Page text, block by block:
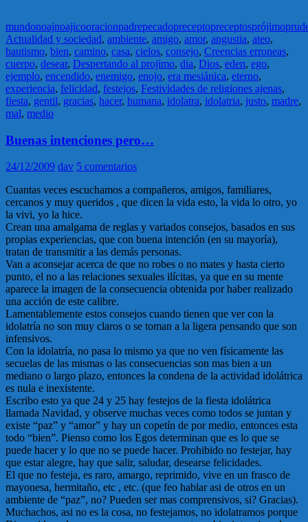
mundonoajnoajicooracionpadrepecadopreceptopreceptosprójimo
Actualidad y sociedad, ambiente, amigo, amor, angustia, ateo,
bautismo, bien, camino, casa, cielos, consejo, Creencias erroneas,
cuerpo, desear, Despertando al projimo, dia, Dios, eden, ego,
ejemplo, encendido, enemigo, enojo, era mesiánica, eterno,
experiencia, felicidad, festejos, Festividades de religiones ajenas,
fiesta, gentil, gracias, hacer, humana, idolatra, idolatria, justo, madre,
mal, medio
Buenas intenciones pero…
24/12/2009 dav 5 comentarios
Cuantas veces escuchamos a compañeros, amigos, familiares,
cercanos y muy queridos , que dicen la vida esto, la vida lo otro, yo
la vivi, yo la hice.
Crean una amalgama de reglas y variados consejos, basados en sus
propias experiencias, que con buena intención (en su mayoría),
tratan de transmitir a las demás personas.
Van a aconsejar acerca de que no robes o no mates y hasta cierto
punto, el no a las relaciones sexuales ilícitas, ya que en su mente
aparece la imagen de la consecuencia obtenida por haber realizado
una acción de este calibre.
Lamentablemente estos consejos cuando tienen que ver con la
idolatría no son muy claros o se toman a la ligera pensando que son
infensivos.
Con la idolatría, no pasa lo mismo ya que no ven físicamente las
secuelas de las mismas o las consecuencias son mas bien a un
mediano o largo plazo, entonces la condena de la actividad idolátrica
es nula e inexistente.
Escribo esto ya que 24 y 25 hay festejos de la fiesta idolátrica
llamada Navidad, y observe muchas veces como todos se juntan y
existe “paz” y “amor” y hay un copetín de por medio, entonces esta
todo “bien”. Pienso como los Egos determinan que es lo que se
puede hacer y lo que no se puede hacer. Prohibido no festejar, hay
que estar alegre, hay que salir, saludar, desearse felicidades.
El que no festeja, es raro, amargo, reprimido, vive en un frasco de
mayonesa, hermitaño, etc , etc. (que feo hablar asi de otros en un
ambiente de “paz”, no? Pueden ser mas comprensivos, si? Gracias).
Muchachos, asi no es la cosa, no festejamos, no idolatramos porque